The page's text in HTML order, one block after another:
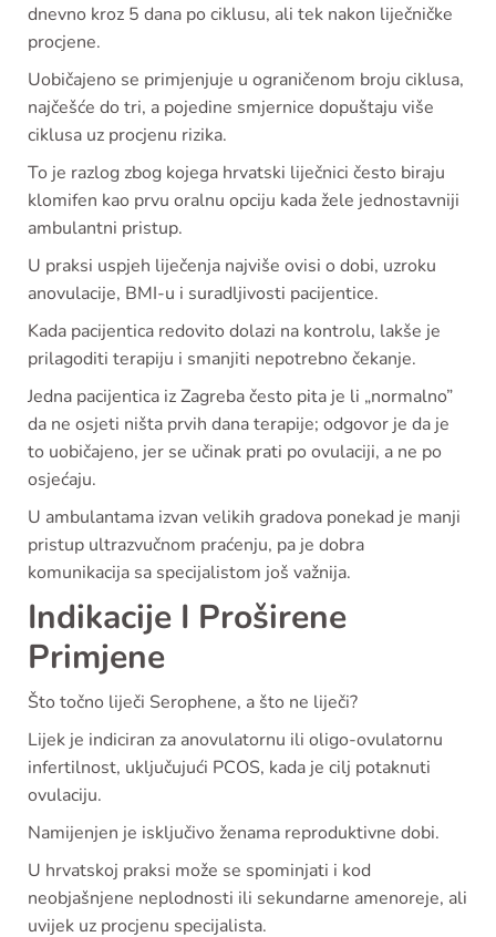
dnevno kroz 5 dana po ciklusu, ali tek nakon liječničke
procjene.
Uobičajeno se primjenjuje u ograničenom broju ciklusa,
najčešće do tri, a pojedine smjernice dopuštaju više
ciklusa uz procjenu rizika.
To je razlog zbog kojega hrvatski liječnici često biraju
klomifen kao prvu oralnu opciju kada žele jednostavniji
ambulantni pristup.
U praksi uspjeh liječenja najviše ovisi o dobi, uzroku
anovulacije, BMI-u i suradljivosti pacijentice.
Kada pacijentica redovito dolazi na kontrolu, lakše je
prilagoditi terapiju i smanjiti nepotrebno čekanje.
Jedna pacijentica iz Zagreba često pita je li „normalno”
da ne osjeti ništa prvih dana terapije; odgovor je da je
to uobičajeno, jer se učinak prati po ovulaciji, a ne po
osjećaju.
U ambulantama izvan velikih gradova ponekad je manji
pristup ultrazvučnom praćenju, pa je dobra
komunikacija sa specijalistom još važnija.
Indikacije I Proširene
Primjene
Što točno liječi Serophene, a što ne liječi?
Lijek je indiciran za anovulatornu ili oligo-ovulatornu
infertilnost, uključujući PCOS, kada je cilj potaknuti
ovulaciju.
Namijenjen je isključivo ženama reproduktivne dobi.
U hrvatskoj praksi može se spominjati i kod
neobjašnjene neplodnosti ili sekundarne amenoreje, ali
uvijek uz procjenu specijalista.